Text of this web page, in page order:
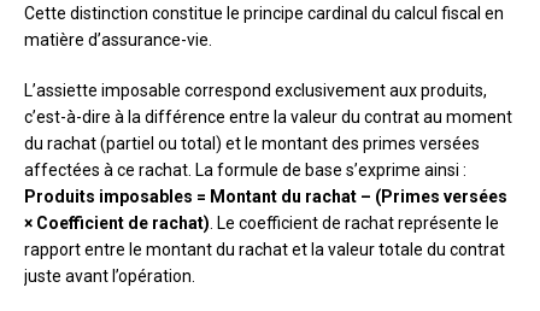
Cette distinction constitue le principe cardinal du calcul fiscal en
matière d’assurance-vie.
L’assiette imposable correspond exclusivement aux produits,
c’est-à-dire à la différence entre la valeur du contrat au moment
du rachat (partiel ou total) et le montant des primes versées
affectées à ce rachat. La formule de base s’exprime ainsi :
Produits imposables = Montant du rachat – (Primes versées
× Coefficient de rachat). Le coefficient de rachat représente le
rapport entre le montant du rachat et la valeur totale du contrat
juste avant l’opération.